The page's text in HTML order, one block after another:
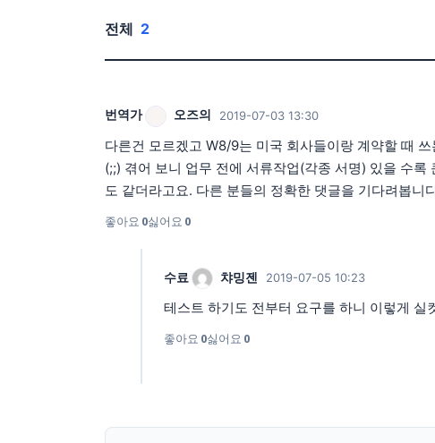
전체 2
번역가 오즈의 2019-07-03 13:30
다른건 모르겠고 W8/9는 미국 회사들이랑 계약할 때
(;;) 겪어 보니 업무 전에 서류작업(각종 서명) 있을 수
도 같더라고요. 다른 분들의 정확한 댓글을 기다려봅니
좋아요 0싫어요 0
수료 챠밍젠 2019-07-05 10:23
테스트 하기도 전부터 요구를 하니 이렇게 실
좋아요 0싫어요 0